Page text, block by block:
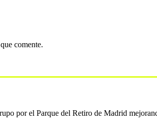
comente.
por el Parque del Retiro de Madrid